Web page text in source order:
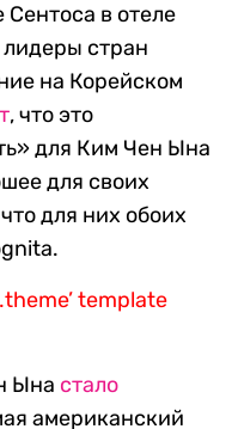
в отеле
стран
на Корейском
, что это
для Ким Чен Ына
для своих
что для них обоих
template
Ына стало
американский